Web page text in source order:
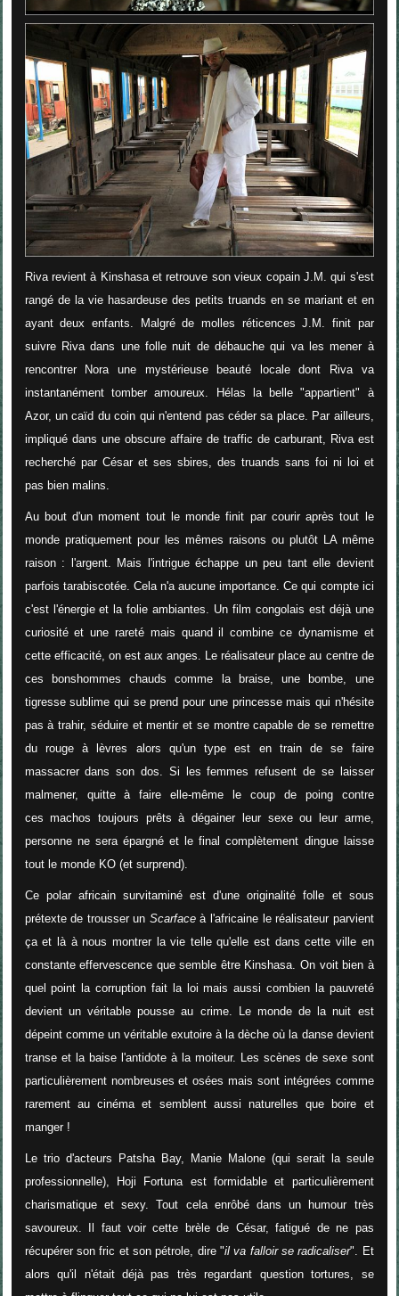
Riva revient à Kinshasa et retrouve son vieux copain J.M. qui s'est
rangé de la vie hasardeuse des petits truands en se mariant et en
ayant deux enfants. Malgré de molles réticences J.M. finit par
suivre Riva dans une folle nuit de débauche qui va les mener à
rencontrer Nora une mystérieuse beauté locale dont Riva va
instantanément tomber amoureux. Hélas la belle "appartient" à
Azor, un caïd du coin qui n'entend pas céder sa place. Par ailleurs,
impliqué dans une obscure affaire de traffic de carburant, Riva est
recherché par César et ses sbires, des truands sans foi ni loi et
pas bien malins.
Au bout d'un moment tout le monde finit par courir après tout le
monde pratiquement pour les mêmes raisons ou plutôt LA même
raison : l'argent. Mais l'intrigue échappe un peu tant elle devient
parfois tarabiscotée. Cela n'a aucune importance. Ce qui compte ici
c'est l'énergie et la folie ambiantes. Un film congolais est déjà une
curiosité et une rareté mais quand il combine ce dynamisme et
cette efficacité, on est aux anges. Le réalisateur place au centre de
ces bonshommes chauds comme la braise, une bombe, une
tigresse sublime qui se prend pour une princesse mais qui n'hésite
pas à trahir, séduire et mentir et se montre capable de se remettre
du rouge à lèvres alors qu'un type est en train de se faire
massacrer dans son dos. Si les femmes refusent de se laisser
malmener, quitte à faire elle-même le coup de poing contre
ces machos toujours prêts à dégainer leur sexe ou leur arme,
personne ne sera épargné et le final complètement dingue laisse
tout le monde KO (et surprend).
Ce polar africain survitaminé est d'une originalité folle et sous
prétexte de trousser un Scarfaceà l'africaine le réalisateur parvient
ça et là à nous montrer la vie telle qu'elle est dans cette ville en
constante effervescence que semble être Kinshasa. On voit bien à
quel point la corruption fait la loi mais aussi combien la pauvreté
devient un véritable pousse au crime. Le monde de la nuit est
dépeint comme un véritable exutoire à la dèche où la danse devient
transe et la baise l'antidote à la moiteur. Les scènes de sexe sont
particulièrement nombreuses et osées mais sont intégrées comme
rarement au cinéma et semblent aussi naturelles que boire et
manger !
Le trio d'acteurs Patsha Bay, Manie Malone (qui serait la seule
professionnelle), Hoji Fortuna est formidable et particulièrement
charismatique et sexy. Tout cela enrôbé dans un humour très
savoureux. Il faut voir cette brèle de César, fatigué de ne pas
récupérer son fric et son pétrole, dire "il va falloir se radicaliser". Et
alors qu'il n'était déjà pas très regardant question tortures, se